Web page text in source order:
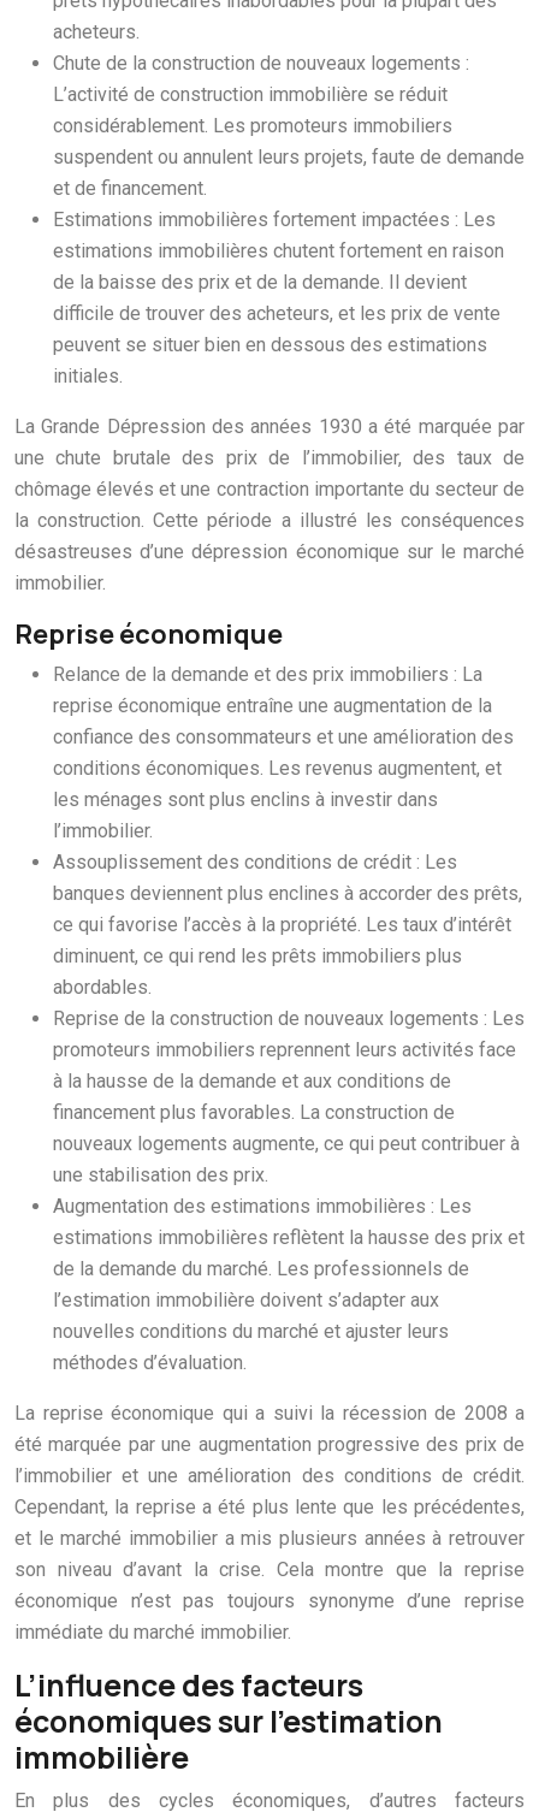
acheteurs.
Chute de la construction de nouveaux logements :
L’activité de construction immobilière se réduit
considérablement. Les promoteurs immobiliers
suspendent ou annulent leurs projets, faute de demande
et de financement.
Estimations immobilières fortement impactées : Les
estimations immobilières chutent fortement en raison
de la baisse des prix et de la demande. Il devient
difficile de trouver des acheteurs, et les prix de vente
peuvent se situer bien en dessous des estimations
initiales.
La Grande Dépression des années 1930 a été marquée par
une chute brutale des prix de l’immobilier, des taux de
chômage élevés et une contraction importante du secteur de
la construction. Cette période a illustré les conséquences
désastreuses d’une dépression économique sur le marché
immobilier.
Reprise économique
Relance de la demande et des prix immobiliers : La
reprise économique entraîne une augmentation de la
confiance des consommateurs et une amélioration des
conditions économiques. Les revenus augmentent, et
les ménages sont plus enclins à investir dans
l’immobilier.
Assouplissement des conditions de crédit : Les
banques deviennent plus enclines à accorder des prêts,
ce qui favorise l’accès à la propriété. Les taux d’intérêt
diminuent, ce qui rend les prêts immobiliers plus
abordables.
Reprise de la construction de nouveaux logements : Les
promoteurs immobiliers reprennent leurs activités face
à la hausse de la demande et aux conditions de
financement plus favorables. La construction de
nouveaux logements augmente, ce qui peut contribuer à
une stabilisation des prix.
Augmentation des estimations immobilières : Les
estimations immobilières reflètent la hausse des prix et
de la demande du marché. Les professionnels de
l’estimation immobilière doivent s’adapter aux
nouvelles conditions du marché et ajuster leurs
méthodes d’évaluation.
La reprise économique qui a suivi la récession de 2008 a
été marquée par une augmentation progressive des prix de
l’immobilier et une amélioration des conditions de crédit.
Cependant, la reprise a été plus lente que les précédentes,
et le marché immobilier a mis plusieurs années à retrouver
son niveau d’avant la crise. Cela montre que la reprise
économique n’est pas toujours synonyme d’une reprise
immédiate du marché immobilier.
L’influence des facteurs
économiques sur l’estimation
immobilière
En plus des cycles économiques, d’autres facteurs